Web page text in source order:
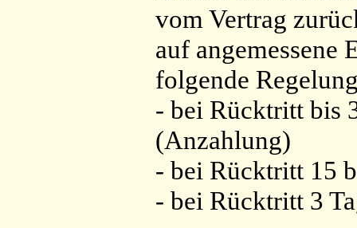
vom Vertrag
auf angemessene
folgende
- bei Rücktritt bis
(Anzahlung)
- bei Rücktritt 15
- bei Rücktritt 3